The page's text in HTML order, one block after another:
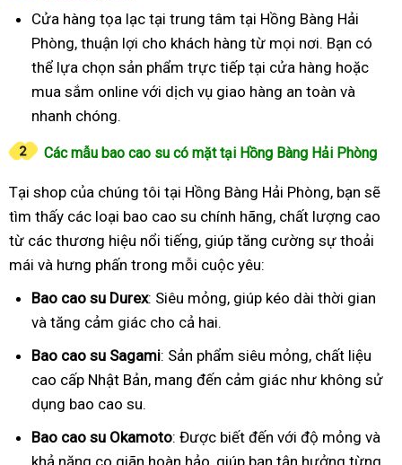
Cửa hàng tọa lạc tại trung tâm tại Hồng Bàng Hải
Phòng, thuận lợi cho khách hàng từ mọi nơi. Bạn có
thể lựa chọn sản phẩm trực tiếp tại cửa hàng hoặc
mua sắm online với dịch vụ giao hàng an toàn và
nhanh chóng.
Các mẫu bao cao su có mặt tại Hồng Bàng Hải Phòng
Tại shop của chúng tôi tại Hồng Bàng Hải Phòng, bạn sẽ
tìm thấy các loại bao cao su chính hãng, chất lượng cao
từ các thương hiệu nổi tiếng, giúp tăng cường sự thoải
mái và hưng phấn trong mỗi cuộc yêu:
Bao cao su Durex: Siêu mỏng, giúp kéo dài thời gian
và tăng cảm giác cho cả hai.
Bao cao su Sagami: Sản phẩm siêu mỏng, chất liệu
cao cấp Nhật Bản, mang đến cảm giác như không sử
dụng bao cao su.
Bao cao su Okamoto: Được biết đến với độ mỏng và
khả năng co giãn hoàn hảo, giúp bạn tận hưởng từng